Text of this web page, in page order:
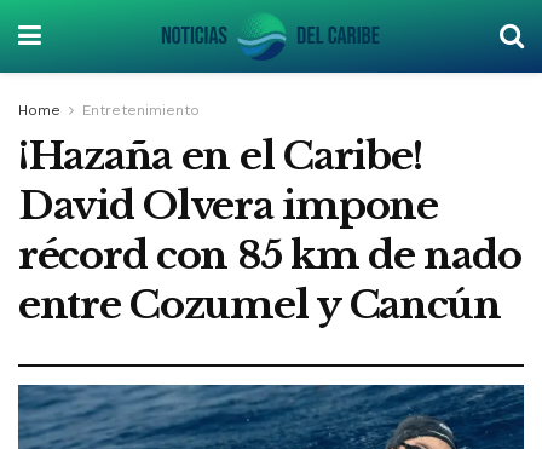
Home Entretenimiento
¡Hazaña en el Caribe!
David Olvera impone
récord con 85 km de nado
entre Cozumel y Cancún